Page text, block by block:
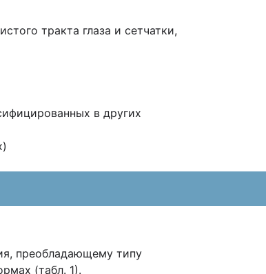
тракта глаза и сетчатки,
в других
преобладающему типу
(табл. 1).